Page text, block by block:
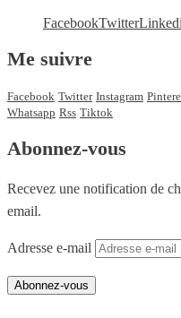
FacebookTwitter
Me suivre
Facebook Twitter Instagram
Whatsapp Rss Tiktok
Abonnez-vous
Recevez une notification de
email.
Adresse e-mail
Abonnez-vous